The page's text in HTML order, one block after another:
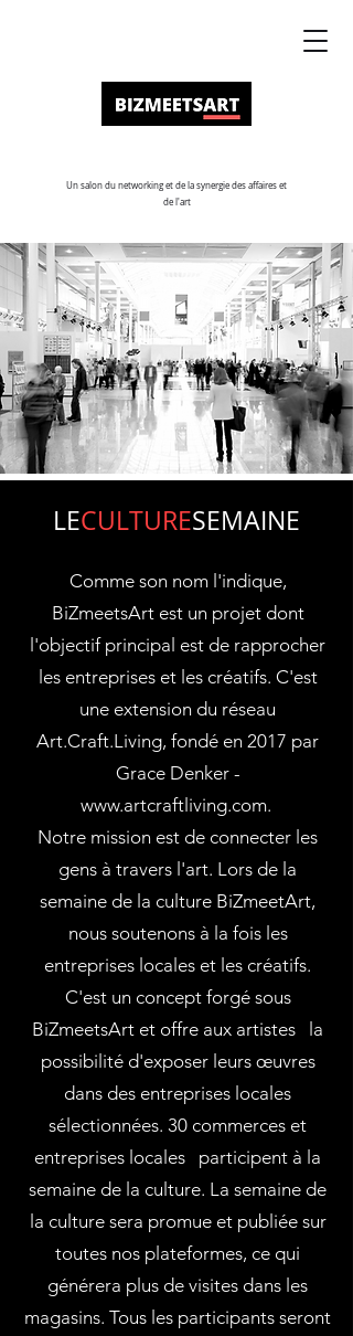
Un salon du networking et de la synergie des affaires et
de l'art
LECULTURESEMAINE
Comme son nom l'indique,
BiZmeetsArt est un projet dont
l'objectif principal est de rapprocher
les entreprises et les créatifs. C'est
une extension du réseau
Art.Craft.Living, fondé en 2017 par
Grace Denker -
www.artcraftliving.com.
Notre mission est de connecter les
gens à travers l'art. Lors de la
semaine de la culture BiZmeetArt,
nous soutenons à la fois les
entreprises locales et les créatifs.
C'est un concept forgé sous
BiZmeetsArt et offre aux artistes la
possibilité d'exposer leurs œuvres
dans des entreprises locales
sélectionnées. 30 commerces et
entreprises locales participent à la
semaine de la culture. La semaine de
la culture sera promue et publiée sur
toutes nos plateformes, ce qui
générera plus de visites dans les
magasins. Tous les participants seront